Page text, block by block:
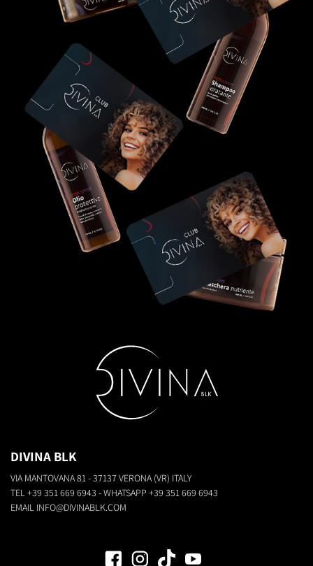
DIVINA BLK
VIA MANTOVANA 81 - 37137 VERONA (VR) ITALY
TEL+39 351 669 6943 - WHATSAPP +39 351 669 6943
EMAIL INFO@DIVINABLK.COM